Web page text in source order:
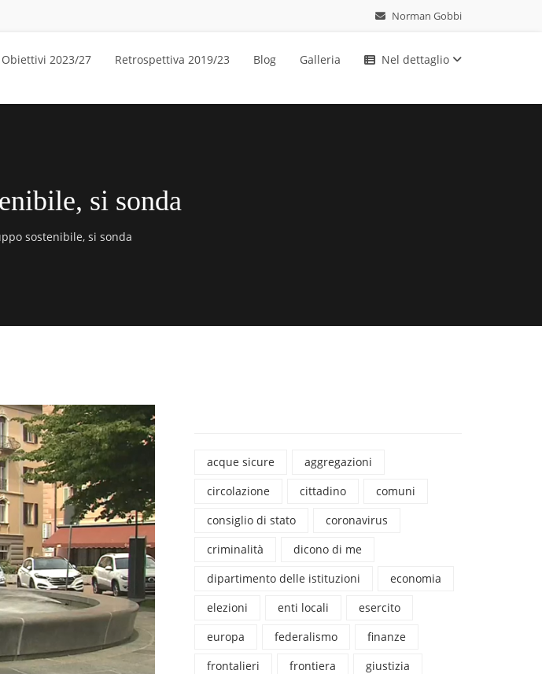
Norman Gobbi
Obiettivi 2023/27 Retrospettiva 2019/23 Blog Galleria Nel dettaglio
si sonda
sostenibile, si sonda
acque sicure
aggregazioni
circolazione
cittadino
comuni
consiglio di stato
coronavirus
criminalità
dicono di me
dipartimento delle istituzioni
economia
elezioni
enti locali
esercito
europa
federalismo
finanze
frontalieri
frontiera
giustizia